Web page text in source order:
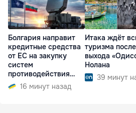
Болгария направит
кредитные средства
от ЕС на закупку
систем
противодействия
дронам
16 минут назад
Итака ждёт
туризма после
выхода
Нолана
39 минут